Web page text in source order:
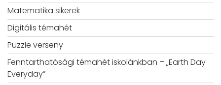
Matematika sikerek
Digitális témahét
Puzzle verseny
Fenntarthatósági témahét iskolánkban – „Earth Day
Everyday”